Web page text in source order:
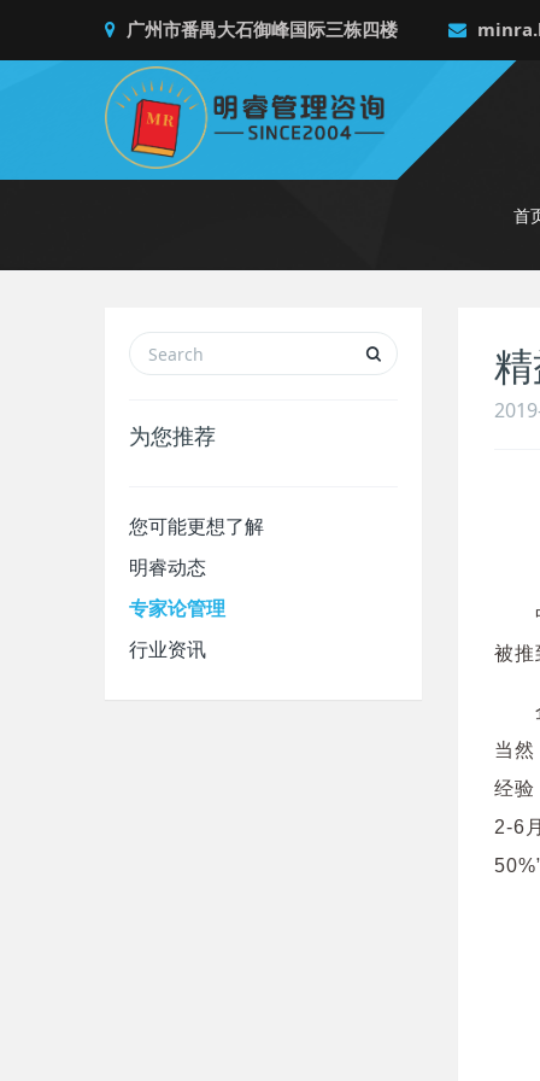
广州市番禺大石御峰国际三栋四楼
首
为您推荐
您可能更想了解
明睿动态
专家论管理
行业资讯
被推
当然
经验
2-6